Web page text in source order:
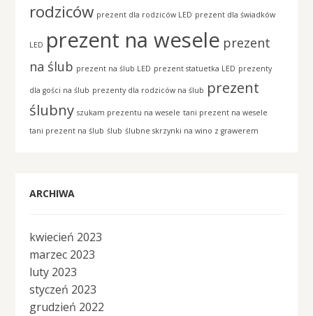
rodziców prezent dla rodziców LED prezent dla świadków
LED prezent na wesele prezent
na ślub prezent na ślub LED prezent statuetka LED prezenty
dla gości na ślub prezenty dla rodziców na ślub prezent
ślubny szukam prezentu na wesele tani prezent na wesele
tani prezent na ślub ślub ślubne skrzynki na wino z grawerem
ARCHIWA
kwiecień 2023
marzec 2023
luty 2023
styczeń 2023
grudzień 2022